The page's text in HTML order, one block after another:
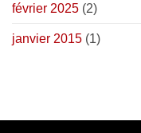
février 2025 (2)
janvier 2015 (1)